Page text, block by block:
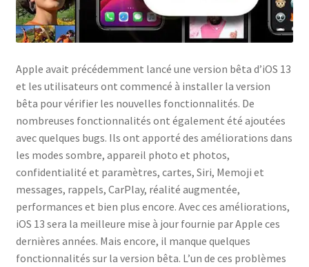
Apple avait précédemment lancé une version bêta d’iOS 13
et les utilisateurs ont commencé à installer la version
bêta pour vérifier les nouvelles fonctionnalités. De
nombreuses fonctionnalités ont également été ajoutées
avec quelques bugs. Ils ont apporté des améliorations dans
les modes sombre, appareil photo et photos,
confidentialité et paramètres, cartes, Siri, Memoji et
messages, rappels, CarPlay, réalité augmentée,
performances et bien plus encore. Avec ces améliorations,
iOS 13 sera la meilleure mise à jour fournie par Apple ces
dernières années. Mais encore, il manque quelques
fonctionnalités sur la version bêta. L’un de ces problèmes